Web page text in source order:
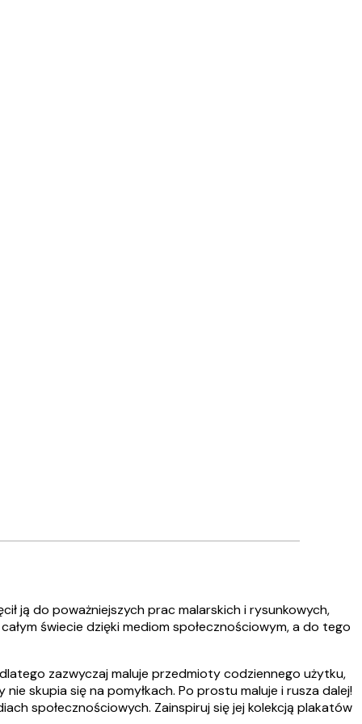
ją do poważniejszych prac malarskich i rysunkowych,
świecie dzięki mediom społecznościowym, a do tego
zazwyczaj maluje przedmioty codziennego użytku,
skupia się na pomyłkach. Po prostu maluje i rusza dalej!
społecznościowych. Zainspiruj się jej kolekcją plakatów